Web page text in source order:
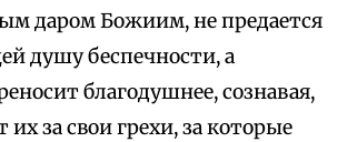
даром Божиим, не предается
душу беспечности, а
благодушнее, сознавая,
их за свои грехи, за которые